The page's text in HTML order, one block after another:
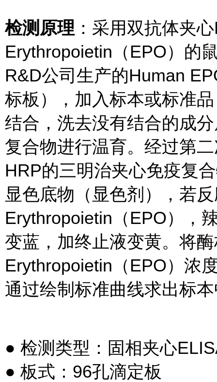
检测原理 ：采用双抗体夹
Erythropoietin（EPO）的
R&D公司生产的Human
标板），加入标本或标准
结合，洗去没有结合的成
复合物进行温育。经过第
HRP的三明治夹心免疫复
显色底物（显色剂），若
Erythropoietin（EPO），
变蓝，加终止液变黄。将
Erythropoietin（EPO）浓
通过绘制标准曲线求出标
● 检测类型：固相夹心
● 板式：96孔滴定板